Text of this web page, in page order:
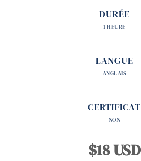
DURÉE
1 HEURE
LANGUE
ANGLAIS
CERTIFICAT
NON
$18 USD